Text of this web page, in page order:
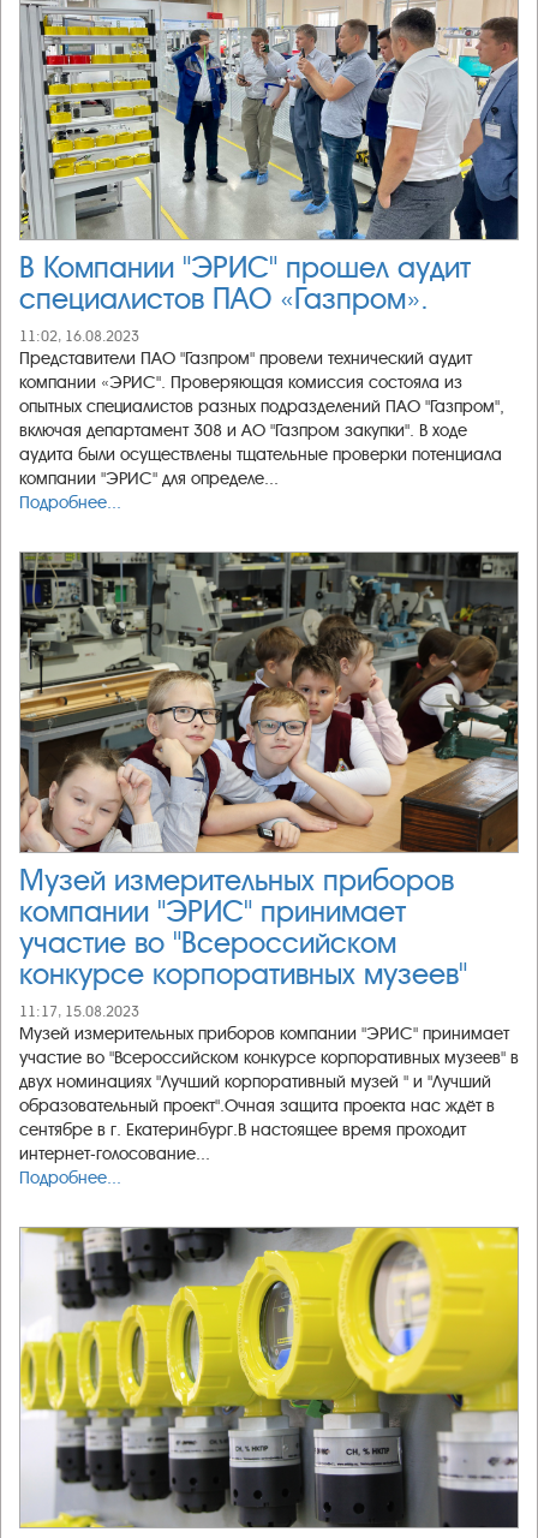
В Компании "ЭРИС" прошел аудит
специалистов ПАО «Газпром».
11:02, 16.08.2023
Представители ПАО "Газпром" провели технический аудит
компании «ЭРИС". Проверяющая комиссия состояла из
опытных специалистов разных подразделений ПАО "Газпром",
включая департамент 308 и АО "Газпром закупки". В ходе
аудита были осуществлены тщательные проверки потенциала
компании "ЭРИС" для определе...
Подробнее...
Музей измерительных приборов
компании "ЭРИС" принимает
участие во "Всероссийском
конкурсе корпоративных музеев"
11:17, 15.08.2023
Музей измерительных приборов компании "ЭРИС" принимает
участие во "Всероссийском конкурсе корпоративных музеев" в
двух номинациях "Лучший корпоративный музей " и "Лучший
образовательный проект".Очная защита проекта нас ждёт в
сентябре в г. Екатеринбург.В настоящее время проходит
интернет-голосование...
Подробнее...